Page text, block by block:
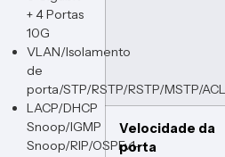
+ 4 Portas
10G
VLAN/Isolamento
de
porta/STP/RSTP/RSTP/MSTP/
LACP/DHCP
Snoop/IGMP
Snoop/RIP/OSPFv1-
Velocidade da
porta